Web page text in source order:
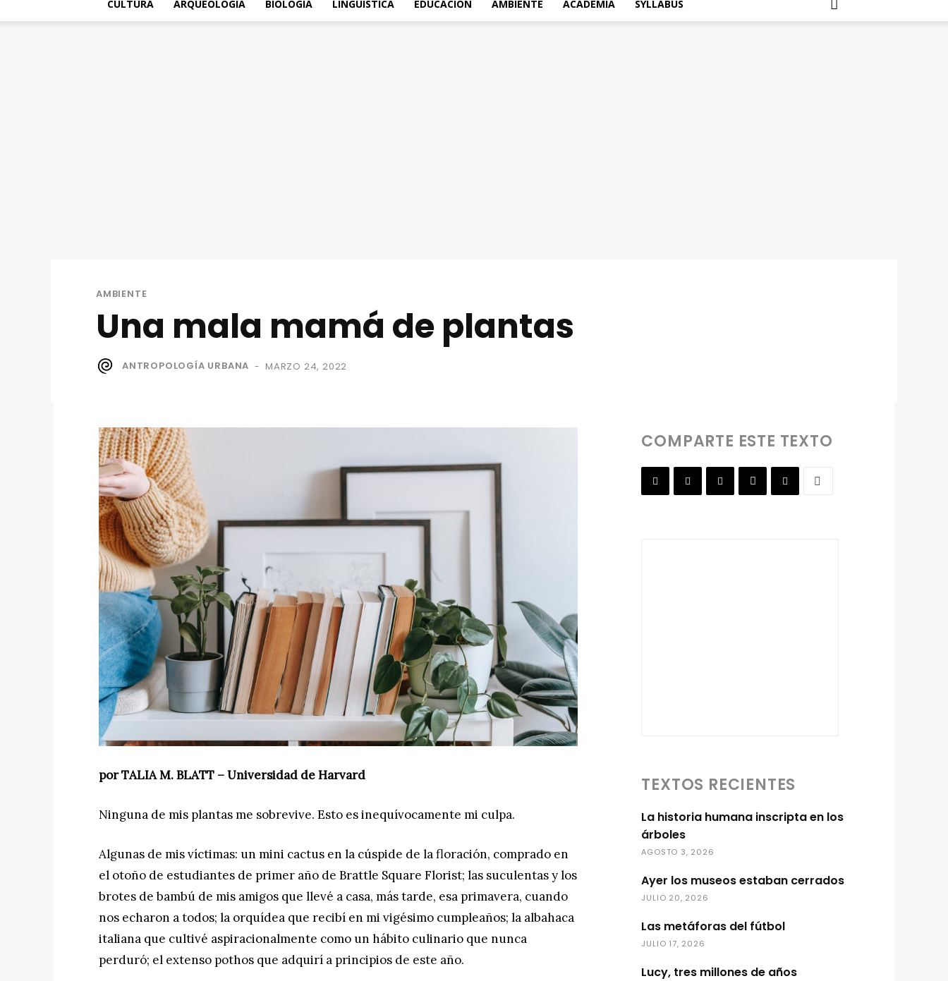
CULTURA ARQUEOLOGÍA BIOLOGÍA LINGÜÍSTICA EDUCACIÓN AMBIENTE ACADEMIA SYLLABUS
AMBIENTE
Una mala mamá de plantas
ANTROPOLOGÍA URBANA - MARZO 24, 2022
por TALIA M. BLATT – Universidad de Harvard
Ninguna de mis plantas me sobrevive. Esto es inequívocamente mi culpa.
Algunas de mis víctimas: un mini cactus en la cúspide de la floración, comprado en
el otoño de estudiantes de primer año de Brattle Square Florist; las suculentas y los
brotes de bambú de mis amigos que llevé a casa, más tarde, esa primavera, cuando
nos echaron a todos; la orquídea que recibí en mi vigésimo cumpleaños; la albahaca
italiana que cultivé aspiracionalmente como un hábito culinario que nunca
perduró; el extenso pothos que adquirí a principios de este año.
COMPARTE ESTE TEXTO
TEXTOS RECIENTES
La historia humana inscripta en los
árboles
AGOSTO 3, 2026
Ayer los museos estaban cerrados
JULIO 20, 2026
Las metáforas del fútbol
JULIO 17, 2026
Lucy, tres millones de años